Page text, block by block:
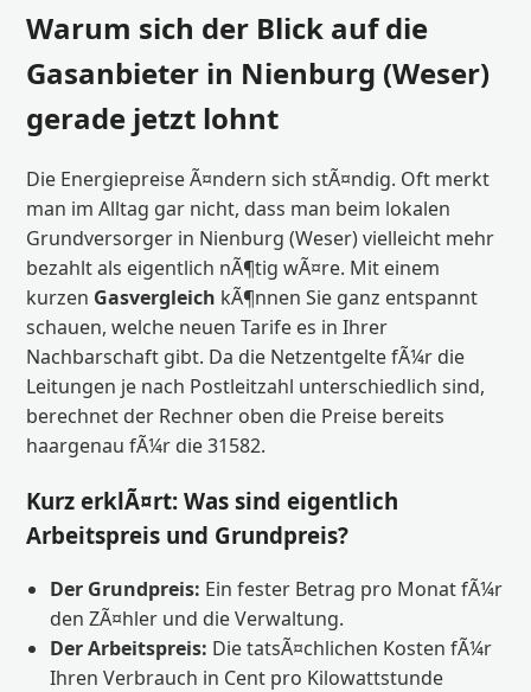
Warum sich der Blick auf die
Gasanbieter in Nienburg (Weser)
gerade jetzt lohnt
Die Energiepreise Ã¤ndern sich stÃ¤ndig. Oft merkt
man im Alltag gar nicht, dass man beim lokalen
Grundversorger in Nienburg (Weser) vielleicht mehr
bezahlt als eigentlich nÃ¶tig wÃ¤re. Mit einem
kurzen Gasvergleich kÃ¶nnen Sie ganz entspannt
schauen, welche neuen Tarife es in Ihrer
Nachbarschaft gibt. Da die Netzentgelte fÃ¼r die
Leitungen je nach Postleitzahl unterschiedlich sind,
berechnet der Rechner oben die Preise bereits
haargenau fÃ¼r die 31582.
Kurz erklÃ¤rt: Was sind eigentlich
Arbeitspreis und Grundpreis?
Der Grundpreis: Ein fester Betrag pro Monat fÃ¼r
den ZÃ¤hler und die Verwaltung.
Der Arbeitspreis: Die tatsÃ¤chlichen Kosten fÃ¼r
Ihren Verbrauch in Cent pro Kilowattstunde